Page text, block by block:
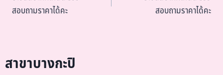
สอบถามราคาได้คะ
สอบถามราคาได้คะ
สาขาบางกะปิ